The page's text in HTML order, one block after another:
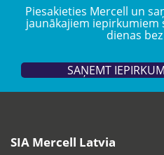
Piesakieties Mercell un
jaunākajiem iepirkumiem
dienas
SAŅEMT
SIA Mercell Latvia